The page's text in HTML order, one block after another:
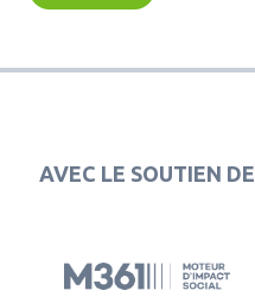
AVEC LE SOUTIEN DE